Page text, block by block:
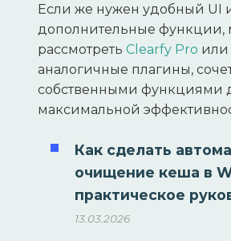
Если же нужен удобный UI
дополнительные функции,
рассмотреть Clearfy Pro или
аналогичные плагины,
собственными функциями
максимальной
Как сделать
очищение кеша в
практическое
13.03.2026